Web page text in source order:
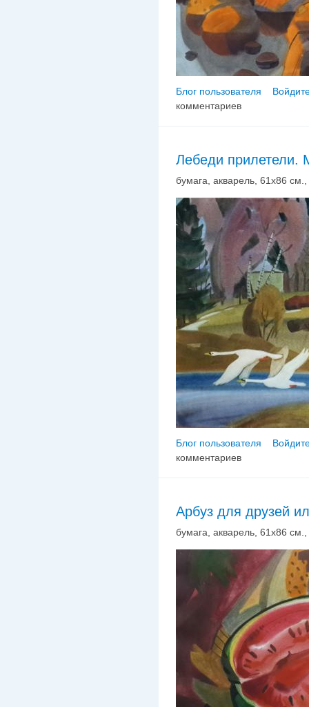
Блог пользователя
комментариев
Лебеди прилетели.
бумага, акварель, 61х86 см.,
Блог пользователя
комментариев
Арбуз для друзей
бумага, акварель, 61х86 см.,